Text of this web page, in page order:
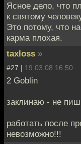
Ясное дело, что
к святому
Это потому, что
карма плохая.
taxloss »
#27 | 19.03.08 16:50
2 Goblin
заклинаю - не
работать после
невозможно!!!